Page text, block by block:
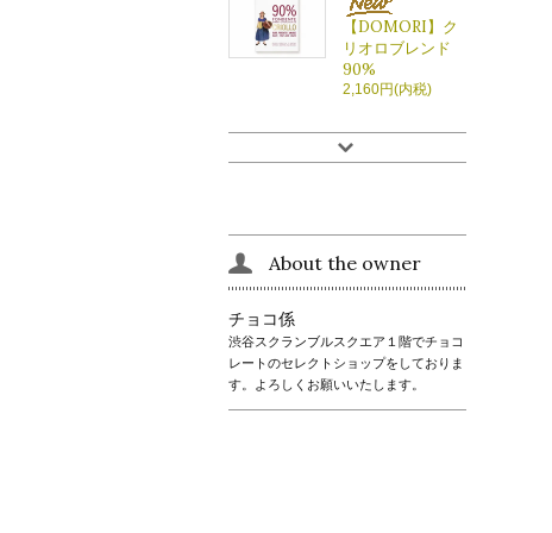
【DOMORI】ク
リオロブレンド
90%
2,160円(内税)
About the owner
チョコ係
渋谷スクランブルスクエア１階でチョコ
レートのセレクトショップをしておりま
す。よろしくお願いいたします。